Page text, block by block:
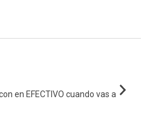
en EFECTIVO cuando vas a